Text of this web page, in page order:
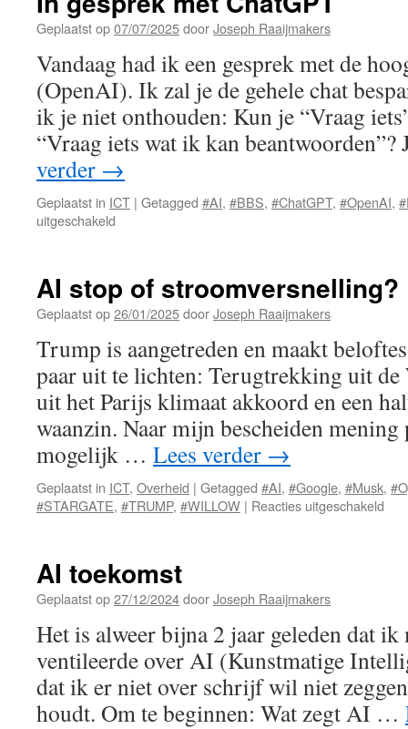
Geplaatst op07/07/2025doorJoseph Raaijmakers
Vandaag had ik een gesprek met de
(OpenAI). Ik zal je de gehele chat
ik je niet onthouden: Kun je “Vraag
“Vraag iets wat ik kan
verder →
Geplaatst in ICT | Getagged #AI, #BBS, #ChatGPT, #OpenAI,
uitgeschakeld
ChatGPT
AI stop of stroomversnelling?
Geplaatst op26/01/2025doorJoseph Raaijmakers
Trump is aangetreden en maakt
paar uit te lichten: Terugtrekking uit
uit het Parijs klimaat akkoord en een
waanzin. Naar mijn bescheiden
mogelijk … Lees verder →
Geplaatst in ICT, Overheid | Getagged #AI, #Google, #Musk,
#STARGATE, #TRUMP, #WILLOW | Reacties uitgeschakeld
AI toekomst
Geplaatst op27/12/2024doorJoseph Raaijmakers
Het is alweer bijna 2 jaar geleden dat ik
ventileerde over AI (Kunstmatige
dat ik er niet over schrijf wil niet
houdt. Om te beginnen: Wat zegt AI …